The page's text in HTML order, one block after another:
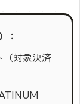
：
対象決済